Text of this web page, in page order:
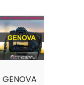
GENOVA